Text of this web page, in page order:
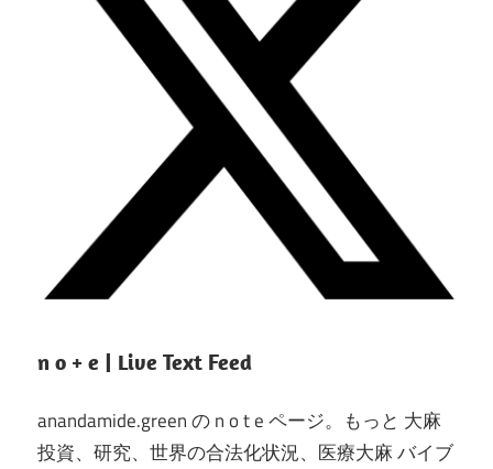
n o + e | Live Text Feed
anandamide.green の n o t e ページ。もっと 大麻
投資、研究、世界の合法化状況、医療大麻 バイブ